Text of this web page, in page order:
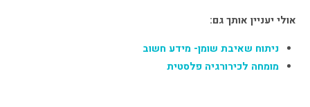
אולי יעניין אותך גם:
ניתוח שאיבת שומן- מידע חשוב
מומחה לכירורגיה פלסטית